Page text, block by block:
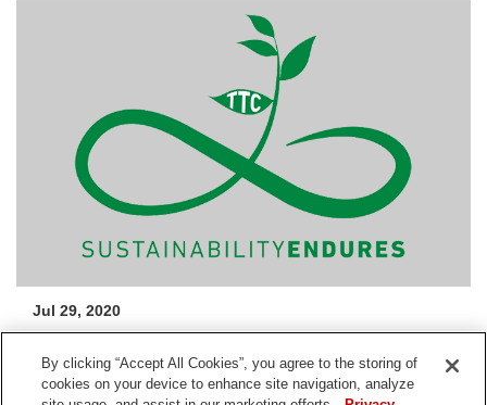
Jul 29, 2020
The Toro Company annonce le lancement de sa plateforme
Sustainability Endures
By clicking “Accept All Cookies”, you agree to the storing of
cookies on your device to enhance site navigation, analyze